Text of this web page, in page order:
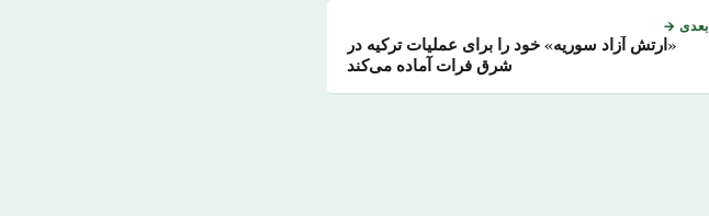
بعدی →
«ارتش آزاد سوریه» خود را برای عملیات ترکیه در
شرق فرات آماده می‌کند